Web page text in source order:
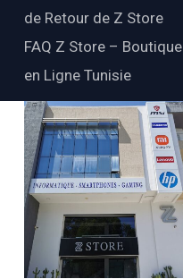
de Retour de Z Store
FAQ Z Store – Boutique
en Ligne Tunisie